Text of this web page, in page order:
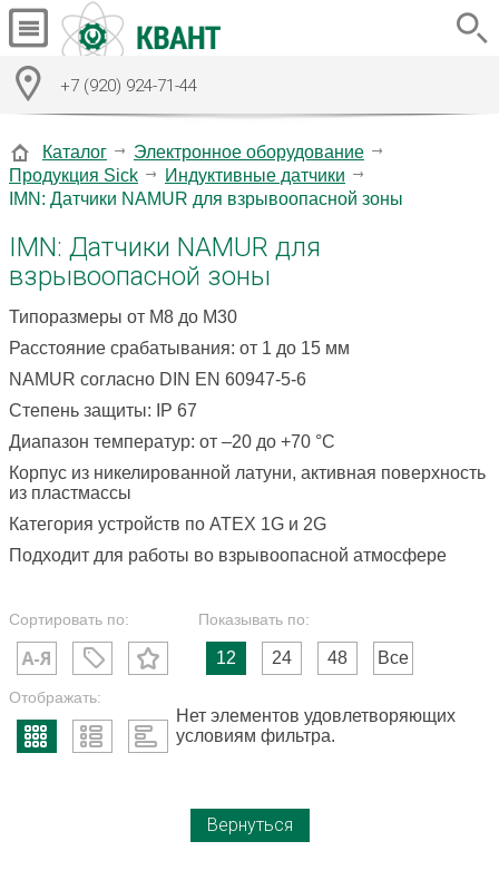
+7 (920) 924-71-44
Каталог
Электронное оборудование
Продукция Sick
Индуктивные датчики
IMN: Датчики NAMUR для взрывоопасной зоны
IMN: Датчики NAMUR для
взрывоопасной зоны
Типоразмеры от M8 до M30
Расстояние срабатывания: от 1 до 15 мм
NAMUR согласно DIN EN 60947-5-6
Степень защиты: IP 67
Диапазон температур: от –20 до +70 °C
Корпус из никелированной латуни, активная поверхность
из пластмассы
Категория устройств по ATEX 1G и 2G
Подходит для работы во взрывоопасной атмосфере
Сортировать по: Показывать по:
12 24 48 Все
Отображать:
Нет элементов удовлетворяющих
условиям фильтра.
Вернуться